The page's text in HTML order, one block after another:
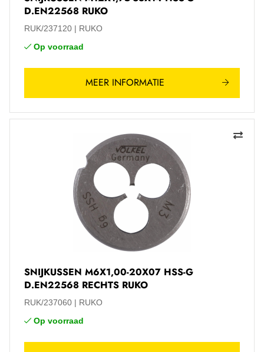
D.EN22568 RUKO
RUK/237120
RUKO
Op voorraad
MEER INFORMATIE
SNIJKUSSEN M6X1,00-20X07 HSS-G
D.EN22568 RECHTS RUKO
RUK/237060
RUKO
Op voorraad